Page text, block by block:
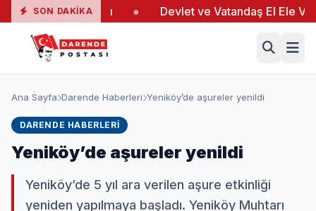
SON DAKIKA
19 Yaralı Devlet ve Vatandaş El Ele Verdi
Ana Sayfa Darende Haberleri Yeniköy’de aşureler yenildi
DARENDE HABERLERI
Yeniköy’de aşureler yenildi
Yeniköy’de 5 yıl ara verilen aşure etkinliği
yeniden yapılmaya başladı. Yeniköy Muhtarı